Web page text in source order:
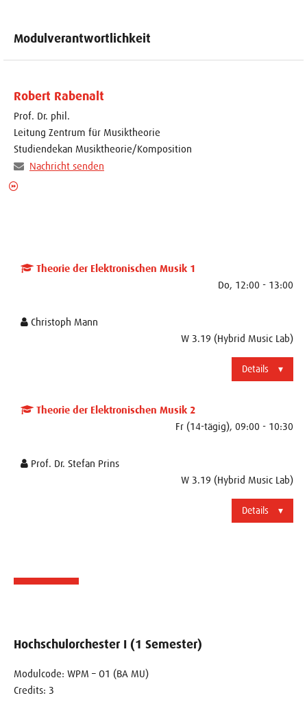
Modulverantwortlichkeit
Robert Rabenalt
Prof. Dr. phil.
Leitung Zentrum für Musiktheorie
Studiendekan Musiktheorie/Komposition
Nachricht senden
Theorie der Elektronischen Musik 1
Do, 12:00 - 13:00
Christoph Mann
W 3.19 (Hybrid Music Lab)
Details
Theorie der Elektronischen Musik 2
Fr (14-tägig), 09:00 - 10:30
Prof. Dr. Stefan Prins
W 3.19 (Hybrid Music Lab)
Details
Hochschulorchester I (1 Semester)
Modulcode: WPM – O1 (BA MU)
Credits: 3